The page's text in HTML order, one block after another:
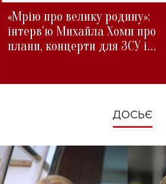
«Мрію про велику родину»:
інтерв'ю Михайла Хоми про
плани, концерти для ЗСУ і
ДОСЬЄ